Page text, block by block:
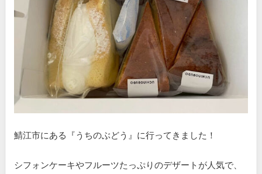
鯖江市にある『うちのぶどう』に行ってきました！
シフォンケーキやフルーツたっぷりのデザートが人気で、